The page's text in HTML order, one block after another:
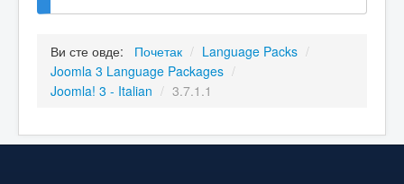
Ви сте овде: Почетак / Language Packs /
Joomla 3 Language Packages /
Joomla! 3 - Italian / 3.7.1.1